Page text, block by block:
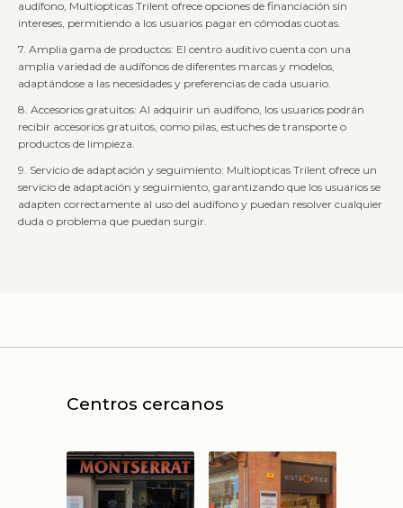
audífono, Multiopticas Trilent ofrece opciones de financiación sin
intereses, permitiendo a los usuarios pagar en cómodas cuotas.
7. Amplia gama de productos: El centro auditivo cuenta con una
amplia variedad de audífonos de diferentes marcas y modelos,
adaptándose a las necesidades y preferencias de cada usuario.
8. Accesorios gratuitos: Al adquirir un audífono, los usuarios podrán
recibir accesorios gratuitos, como pilas, estuches de transporte o
productos de limpieza.
9. Servicio de adaptación y seguimiento: Multiopticas Trilent ofrece un
servicio de adaptación y seguimiento, garantizando que los usuarios se
adapten correctamente al uso del audífono y puedan resolver cualquier
duda o problema que puedan surgir.
Centros cercanos